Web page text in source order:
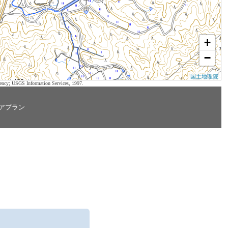
+
−
国土地理院
USGS Information Services, 1997.
プラン